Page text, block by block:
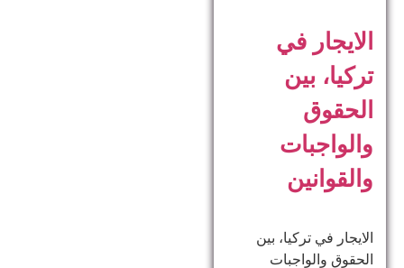
الايجار في
تركيا، بين
الحقوق
والواجبات
والقوانين
الايجار في تركيا، بين
الحقوق والواجبات